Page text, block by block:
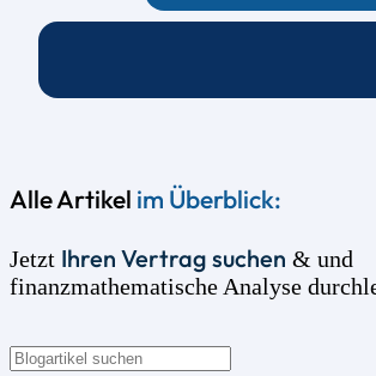
Alle Artikel im Überblick:
Jetzt Ihren Vertrag suchen & und
finanzmathematische Analyse